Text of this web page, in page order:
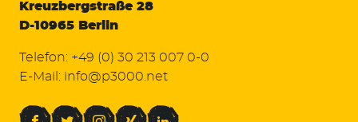
Kreuzbergstraße 28
D-10965 Berlin
Telefon: +49 (0) 30 213 007 0-0
E-Mail: info@p3000.net
FacebookTwitterInstagramXing LinkedIn